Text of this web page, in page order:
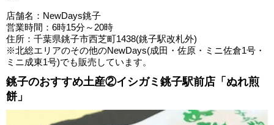
店舗名：NewDays銚子
営業時間：6時15分～20時
住所：千葉県銚子市西芝町1438(銚子駅改札外)
※北総エリアのその他のNewDays(成田・佐原・ミニ佐倉1号・
ミニ成東1号)でも販売しています。
銚子のおすすめ土産②イシガミ銚子駅前店「ぬれ煎
餅」